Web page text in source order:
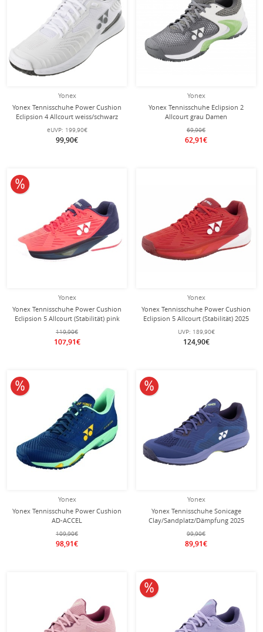
Yonex
Yonex Tennisschuhe Power Cushion
Eclipsion 4 Allcourt weiss/schwarz
Herren
eUVP: 199,90€
99,90€
Yonex
Yonex Tennisschuhe Eclipsion 2
Allcourt grau Damen
69,90€
62,91€
Yonex
Yonex Tennisschuhe Power Cushion
Eclipsion 5 Allcourt (Stabilität) pink
Damen
119,90€
107,91€
10% reduziert
Yonex
Yonex Tennisschuhe Power Cushion
Eclipsion 5 Allcourt (Stabilität) 2025
rot Herren
UVP: 189,90€
124,90€
Yonex
Yonex Tennisschuhe Power Cushion
AD-ACCEL
Clay/Sandplatz/Leichtigkeit blau
Herren
109,90€
98,91€
10% reduziert
Yonex
Yonex Tennisschuhe Sonicage
Clay/Sandplatz/Dämpfung 2025
navyblau Herren
99,90€
89,91€
10% reduziert
10% reduziert